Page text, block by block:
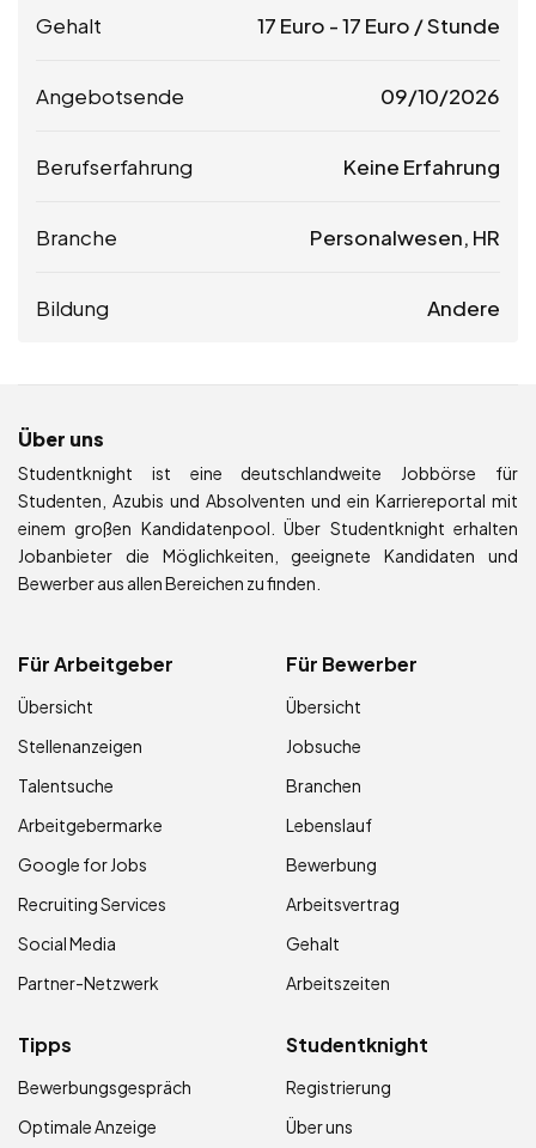
Gehalt 17 Euro -17 Euro / Stunde
Angebotsende 09/10/2026
Berufserfahrung Keine Erfahrung
Branche Personalwesen, HR
Bildung Andere
Über uns
Studentknight ist eine deutschlandweite Jobbörse für
Studenten, Azubis und Absolventen und ein Karriereportal mit
einem großen Kandidatenpool. Über Studentknight erhalten
Jobanbieter die Möglichkeiten, geeignete Kandidaten und
Bewerber aus allen Bereichen zu finden.
Für Arbeitgeber
Übersicht
Stellenanzeigen
Talentsuche
Arbeitgebermarke
Google for Jobs
Recruiting Services
Social Media
Partner-Netzwerk
Für Bewerber
Übersicht
Jobsuche
Branchen
Lebenslauf
Bewerbung
Arbeitsvertrag
Gehalt
Arbeitszeiten
Tipps
Bewerbungsgespräch
Optimale Anzeige
Studentknight
Registrierung
Über uns